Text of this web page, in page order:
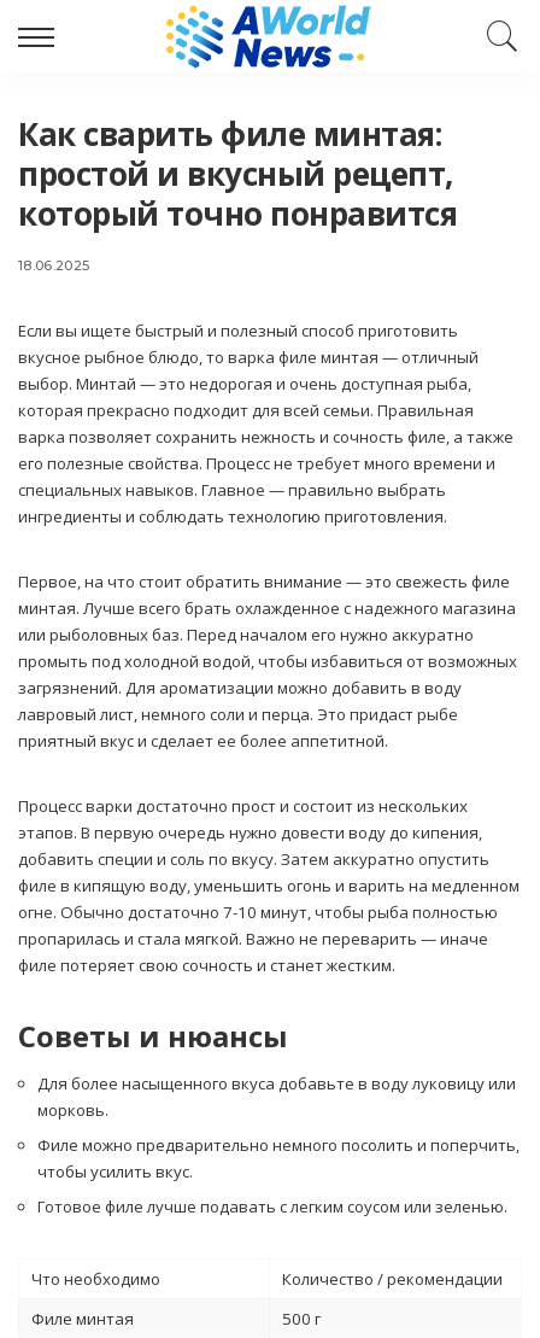
Как сварить филе минтая:
простой и вкусный рецепт,
который точно понравится
18.06.2025
Если вы ищете быстрый и полезный способ приготовить
вкусное рыбное блюдо, то варка филе минтая — отличный
выбор. Минтай — это недорогая и очень доступная рыба,
которая прекрасно подходит для всей семьи. Правильная
варка позволяет сохранить нежность и сочность филе, а также
его полезные свойства. Процесс не требует много времени и
специальных навыков. Главное — правильно выбрать
ингредиенты и соблюдать технологию приготовления.
Первое, на что стоит обратить внимание — это свежесть филе
минтая. Лучше всего брать охлажденное с надежного магазина
или рыболовных баз. Перед началом его нужно аккуратно
промыть под холодной водой, чтобы избавиться от возможных
загрязнений. Для ароматизации можно добавить в воду
лавровый лист, немного соли и перца. Это придаст рыбе
приятный вкус и сделает ее более аппетитной.
Процесс варки достаточно прост и состоит из нескольких
этапов. В первую очередь нужно довести воду до кипения,
добавить специи и соль по вкусу. Затем аккуратно опустить
филе в кипящую воду, уменьшить огонь и варить на медленном
огне. Обычно достаточно 7-10 минут, чтобы рыба полностью
пропарилась и стала мягкой. Важно не переварить — иначе
филе потеряет свою сочность и станет жестким.
Советы и нюансы
Для более насыщенного вкуса добавьте в воду луковицу или
морковь.
Филе можно предварительно немного посолить и поперчить,
чтобы усилить вкус.
Готовое филе лучше подавать с легким соусом или зеленью.
Что необходимо
Количество / рекомендации
Филе минтая
500 г